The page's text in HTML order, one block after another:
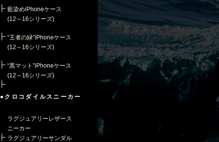
藍染めiPhoneケース
(12～16シリーズ)
“王者の緑”iPhoneケース
(12～16シリーズ)
“黒マット”iPhoneケース
(12～16シリーズ)
●クロコダイルスニーカー
ラグジュアリーレザース
ニーカー
ラグジュアリーサンダル